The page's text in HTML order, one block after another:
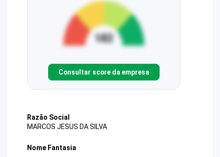
Consultar score da empresa
Razão Social
MARCOS JESUS DA SILVA
Nome Fantasia